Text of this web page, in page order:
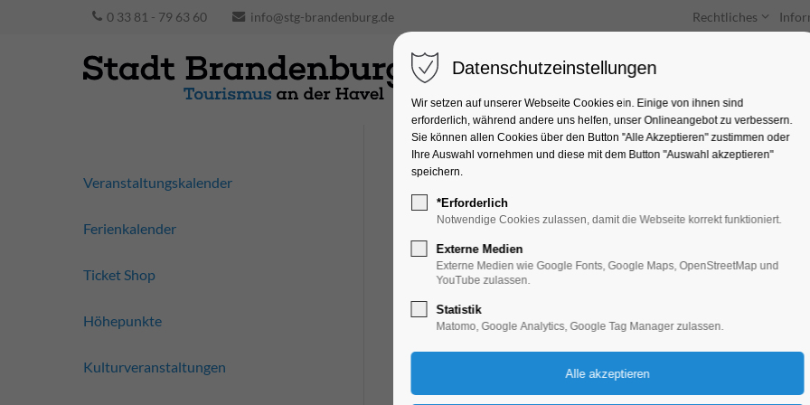
0 33 81 - 79 63 60 info@stg-brandenburg.de Rechtliches
Unterkünfte Entdecken & Erleben
Brandenburger
Ferienkalender, Kinder, Jugend, Mitmach-
01.08.2026, 10:00–13:00
Veranstaltungskalender
Ferienkalender
Ticket Shop
Höhepunkte
Kulturveranstaltungen
Datenschutzeinstellungen
Wir setzen auf unserer Webseite Cookies ein. Einige von ihnen sind
erforderlich, während andere uns helfen, unser Onlineangebot zu verbessern.
Sie können allen Cookies über den Button "Alle Akzeptieren" zustimmen oder
Ihre Auswahl vornehmen und diese mit dem Button "Auswahl akzeptieren"
speichern.
*Erforderlich
Notwendige Cookies zulassen, damit die Webseite korrekt funktioniert.
Externe Medien
Externe Medien wie Google Fonts, Google Maps, OpenStreetMap und
YouTube zulassen.
Statistik
Matomo, Google Analytics, Google Tag Manager zulassen.